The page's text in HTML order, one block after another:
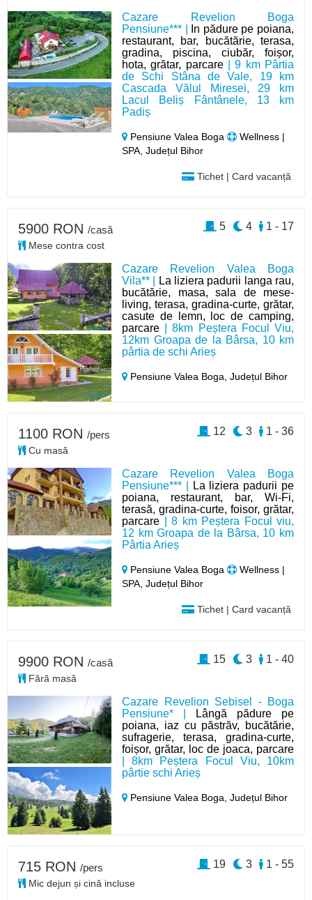
Cazare Revelion Boga
Pensiune*** |
In pădure pe poiana,
restaurant, bar, bucătărie, terasa,
gradina, piscina, ciubăr, foișor,
hota, grătar, parcare| 9 km Pârtia
de Schi Stâna de Vale, 19 km
Cascada Vălul Miresei, 29 km
Lacul Beliș Fântânele, 13 km
Padiș
Pensiune Valea Boga
Wellness |
SPA, Județul Bihor
Tichet | Card vacanță
Cazare Revelion Valea Boga
Vila** |
La liziera padurii langa rau,
bucătărie, masa, sala de mese-
living, terasa, gradina-curte, grătar,
casute de lemn, loc de camping,
parcare | 8km Peștera Focul Viu,
12km Groapa de la Bârsa, 10 km
pârtia de schi Arieș
Pensiune Valea Boga,Județul Bihor
5900 RON /casă
Mese contra cost
1 - 17
4
5
Cazare Revelion Valea Boga
Pensiune*** |
La liziera padurii pe
poiana, restaurant, bar, Wi-Fi,
terasă, gradina-curte, foisor, grătar,
parcare | 8 km Peștera Focul viu,
12 km Groapa de la Bârsa, 10 km
Pârtia Arieș
Pensiune Valea Boga
Wellness |
SPA, Județul Bihor
Tichet | Card vacanță
1100 RON /pers
Cu masă
1 - 36
3
12
Cazare Revelion Sebisel - Boga
Pensiune* |
Lângă pădure pe
poiana, iaz cu păstrăv, bucătărie,
sufragerie, terasa, gradina-curte,
foișor, grătar, loc de joaca, parcare
| 8km Peștera Focul Viu, 10km
pârtie schi Arieș
Pensiune Valea Boga,Județul Bihor
9900 RON /casă
Fără masă
1 - 40
3
15
715 RON /pers
Mic dejun și cină incluse
1 - 55
3
19